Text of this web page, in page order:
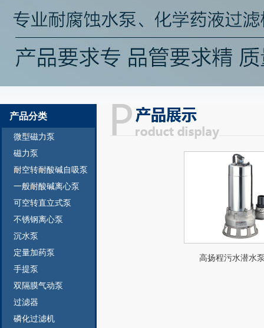
产品分类
微型磁力泵
磁力泵
耐空转耐酸碱自吸泵
一般耐酸碱离心泵
可空转直立式泵
不锈钢离心泵
沉水泵
定量加药泵
手提泵
双隔膜气动泵
过滤器
磷化过滤机
高扬程污水潜水